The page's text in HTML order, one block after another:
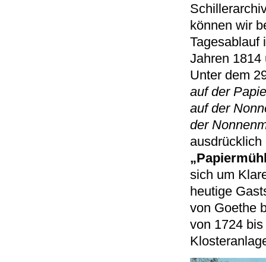
können wir
Tagesablauf
Jahren 1814
Unter dem
auf der
auf der
der
ausdrücklich
sich um
heutige
von Goethe
von 1724